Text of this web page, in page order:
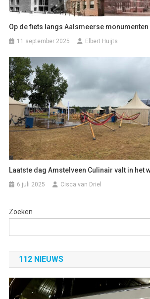
Op de fiets langs Aalsmeerse monumenten
11 september 2025 Elbert Huijts
Laatste dag Amstelveen Culinair valt in het
6 juli 2025 Cisca van Driel
Zoeken
112 NIEUWS